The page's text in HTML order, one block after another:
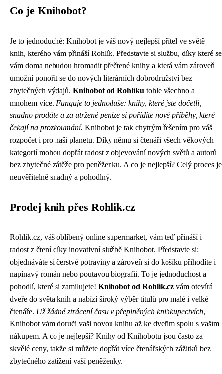
Co je Knihobot?
Je to jednoduché: Knihobot je váš nový nejlepší přítel ve světě
knih, kterého vám přináší Rohlík. Představte si službu, díky které se
vám doma nebudou hromadit přečtené knihy a která vám zároveň
umožní ponořit se do nových literárních dobrodružství bez
zbytečných výdajů. Knihobot od Rohlíku tohle všechno a
mnohem více. Funguje to jednoduše: knihy, které jste dočetli,
snadno prodáte a za utržené peníze si pořídíte nové příběhy, které
čekají na prozkoumání. Knihobot je tak chytrým řešením pro váš
rozpočet i pro naši planetu. Díky němu si čtenáři všech věkových
kategorií mohou dopřát radost z objevování nových světů a autorů
bez zbytečné zátěže pro peněženku. A co je nejlepší? Celý proces je
neuvěřitelně snadný a pohodlný.
Prodej knih přes Rohlik.cz
Rohlik.cz, váš oblíbený online supermarket, vám teď přináší i
radost z čtení díky inovativní službě Knihobot. Představte si:
objednáváte si čerstvé potraviny a zároveň si do košíku přihodíte i
napínavý román nebo poutavou biografii. To je jednoduchost a
pohodlí, které si zamilujete! Knihobot od Rohlik.cz vám otevírá
dveře do světa knih a nabízí široký výběr titulů pro malé i velké
čtenáře. Už žádné ztrácení času v přeplněných knihkupectvích,
Knihobot vám doručí vaši novou knihu až ke dveřím spolu s vaším
nákupem. A co je nejlepší? Knihy od Knihobotu jsou často za
skvělé ceny, takže si můžete dopřát více čtenářských zážitků bez
zbytečného zatížení vaší peněženky.